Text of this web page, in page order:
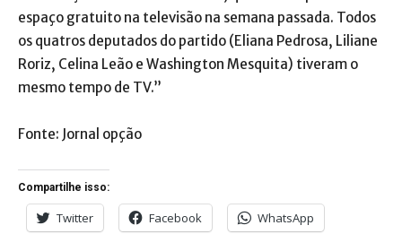
espaço gratuito na televisão na semana passada. Todos
os quatros deputados do partido (Eliana Pedrosa, Liliane
Roriz, Celina Leão e Washington Mes­quita) tiveram o
mesmo tempo de TV.”
Fonte: Jornal opção
Compartilhe isso:
Twitter Facebook WhatsApp